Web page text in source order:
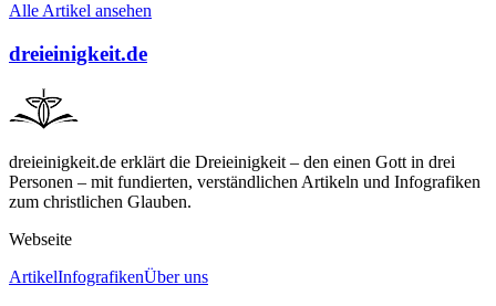
Alle Artikel ansehen
dreieinigkeit.de
dreieinigkeit.de erklärt die Dreieinigkeit – den einen Gott in drei
Personen – mit fundierten, verständlichen Artikeln und Infografiken
zum christlichen Glauben.
Webseite
ArtikelInfografikenÜber uns